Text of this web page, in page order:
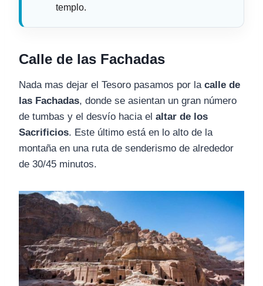
templo.
Calle de las Fachadas
Nada mas dejar el Tesoro pasamos por la calle de
las Fachadas, donde se asientan un gran número
de tumbas y el desvío hacia el altar de los
Sacrificios. Este último está en lo alto de la
montaña en una ruta de senderismo de alrededor
de 30/45 minutos.